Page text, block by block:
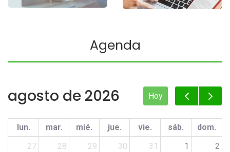
Agenda
agosto de 2026 Hoy
lun. mar. mié. jue. vie. sáb.
dom.
27
28 29 30 31 1 2